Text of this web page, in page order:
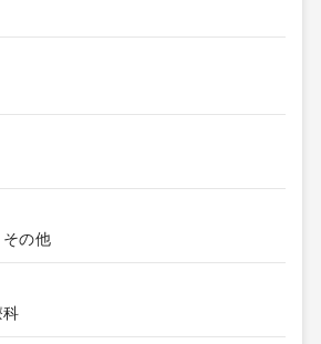
の他
科